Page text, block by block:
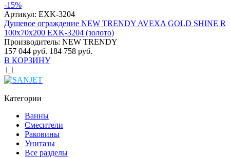
-15%
Артикул: EXK-3204
Душевое ограждение NEW TRENDY AVEXA GOLD SHINE R
100x70x200 EXK-3204 (золото)
Производитель: NEW TRENDY
157 044 руб. 184 758 руб.
В КОРЗИНУ
Категории
Ванны
Смесители
Раковины
Унитазы
Все разделы